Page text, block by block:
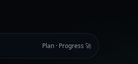
Plan · Progress 🚀